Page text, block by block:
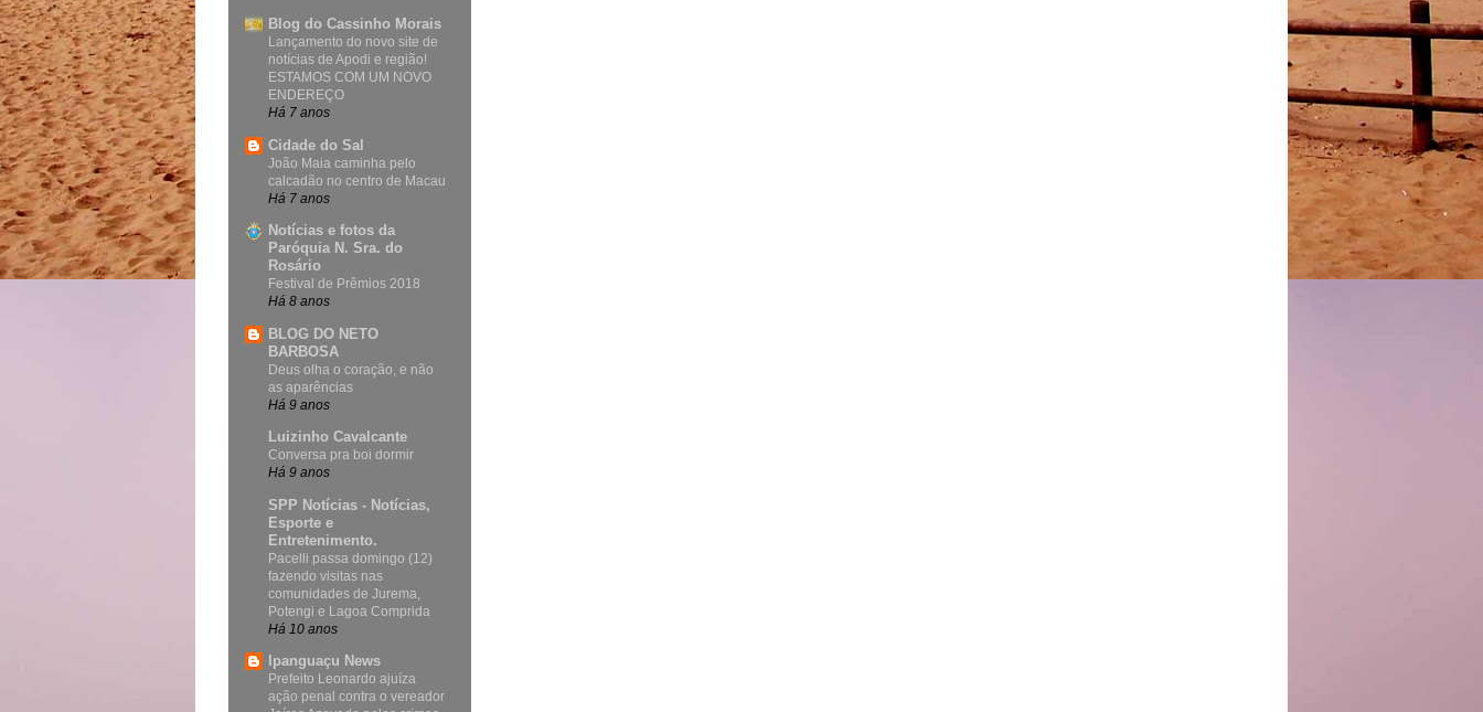
Blog do Cassinho Morais
Lançamento do novo site de
notícias de Apodi e região!
ESTAMOS COM UM NOVO
ENDEREÇO
Há 7 anos
Cidade do Sal
João Maia caminha pelo
calcadão no centro de Macau
Há 7 anos
Notícias e fotos da
Paróquia N. Sra. do
Rosário
Festival de Prêmios 2018
Há 8 anos
BLOG DO NETO
BARBOSA
Deus olha o coração, e não
as aparências
Há 9 anos
Luizinho Cavalcante
Conversa pra boi dormir
Há 9 anos
SPP Notícias - Notícias,
Esporte e
Entretenimento.
Pacelli passa domingo (12)
fazendo visitas nas
comunidades de Jurema,
Potengi e Lagoa Comprida
Há 10 anos
Ipanguaçu News
Prefeito Leonardo ajuíza
ação penal contra o vereador